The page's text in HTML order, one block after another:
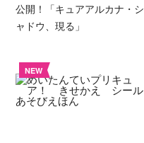
公開！「キュアアルカナ・シ
ャドウ、現る」
NEW